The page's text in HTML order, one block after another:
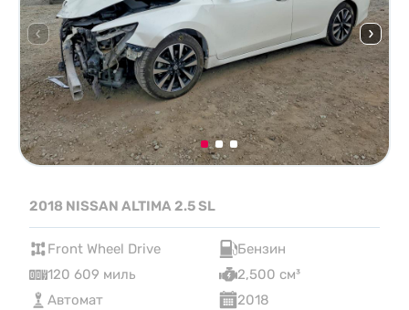
2018 NISSAN ALTIMA 2.5 SL
Front Wheel Drive
Бензин
120 609 миль
2,500 см³
Автомат
2018